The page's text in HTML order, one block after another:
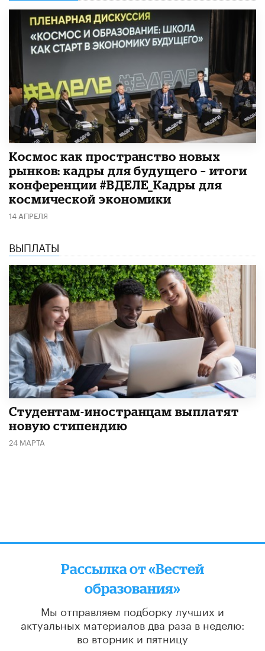
Космос как пространство новых
рынков: кадры для будущего – итоги
конференции #ВДЕЛЕ_Кадры для
космической экономики
14 АПРЕЛЯ
ВЫПЛАТЫ
Студентам-иностранцам выплатят
новую стипендию
24 МАРТА
Рассылка от «Вестей
образования»
Мы отправляем подборку лучших и
актуальных материалов два раза в неделю:
во вторник и пятницу